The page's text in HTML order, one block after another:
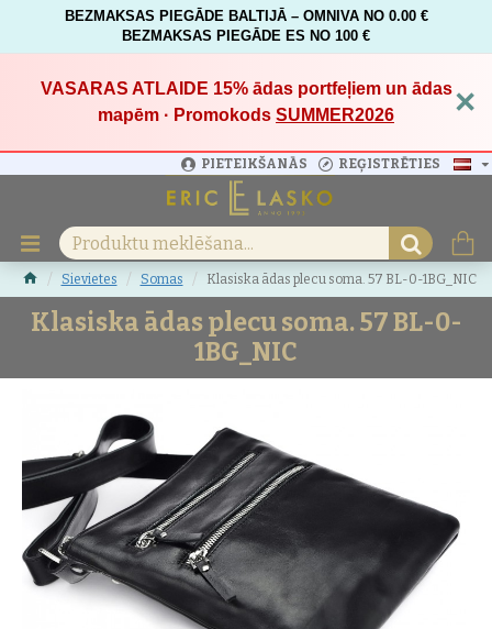
BEZMAKSAS PIEGĀDE BALTIJĀ – OMNIVA NO 0.00 €
BEZMAKSAS PIEGĀDE ES NO 100 €
VASARAS ATLAIDE 15%ādas portfeļiem un ādas
mapēm · Promokods SUMMER2026 ×
PIETEIKŠANĀS REĢISTRĒTIES
Sievietes Somas Klasiska ādas plecu soma. 57 BL-0-1BG_NIC
Klasiska ādas plecu soma. 57 BL-0-
1BG_NIC